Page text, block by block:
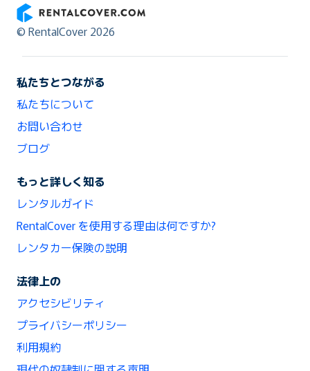
RentalCover
© RentalCover 2026
私たちとつながる
私たちについて
お問い合わせ
ブログ
もっと詳しく知る
レンタルガイド
RentalCover を使用する理由は何ですか?
レンタカー保険の説明
法律上の
アクセシビリティ
プライバシーポリシー
利用規約